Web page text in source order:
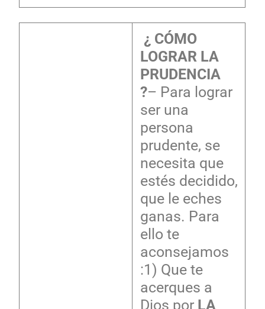
¿ CÓMO
LOGRAR LA
PRUDENCIA
?– Para lograr
ser una
persona
prudente, se
necesita que
estés decidido,
que le eches
ganas. Para
ello te
aconsejamos
:1) Que te
acerques a
Dios porLA